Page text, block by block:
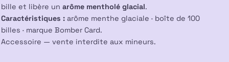
bille et libère un arôme mentholé glacial.
Caractéristiques : arôme menthe glaciale · boîte de 100
billes · marque Bomber Card.
Accessoire — vente interdite aux mineurs.